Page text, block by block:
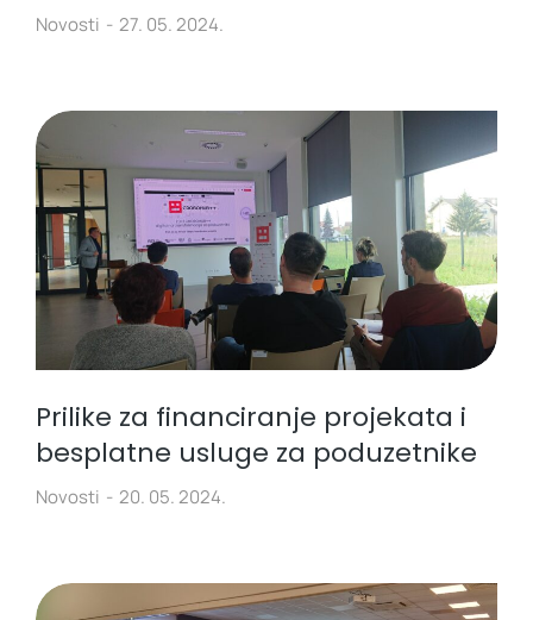
Novosti 27. 05. 2024.
Prilike za financiranje projekata i
besplatne usluge za poduzetnike
Novosti 20. 05. 2024.